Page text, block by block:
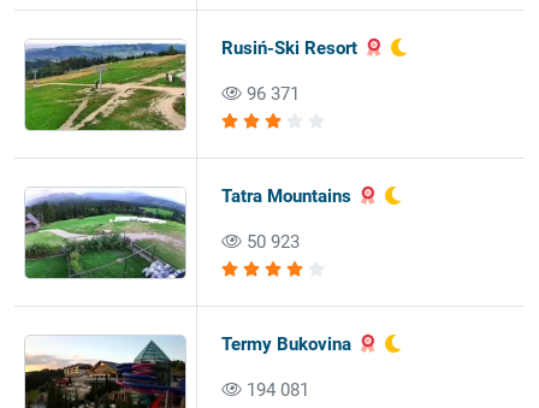
Rusiń-Ski Resort
96 371
Tatra Mountains
50 923
Termy Bukovina
194 081